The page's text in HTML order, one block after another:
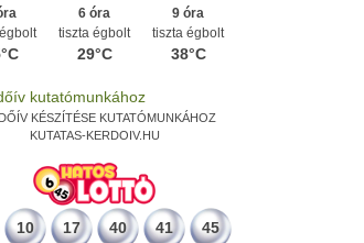
6 óra
tiszta égbolt
29°C
9 óra
tiszta égbolt
38°C
KÉSZÍTÉSE KUTATÓMUNKÁHOZ
KUTATAS-KERDOIV.HU
10 17 40 41 45